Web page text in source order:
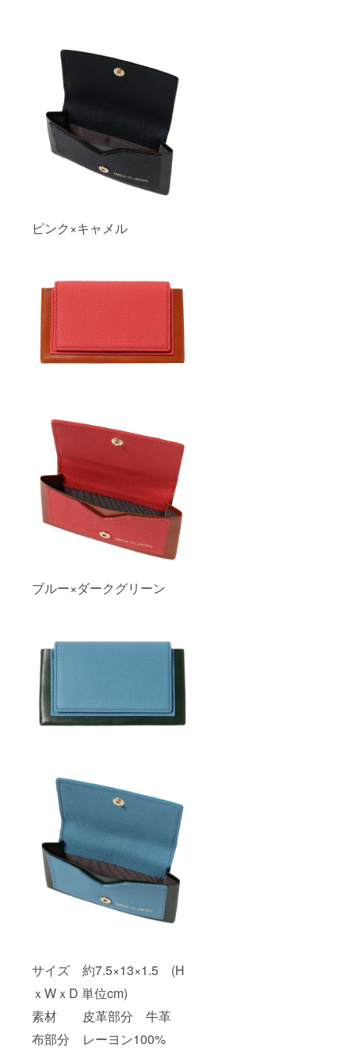
ピンク×キャメル
ブルー×ダークグリーン
サイズ 約7.5×13×1.5 (H
ｘWｘD 単位cm)
素材 皮革部分 牛革
布部分 レーヨン100%